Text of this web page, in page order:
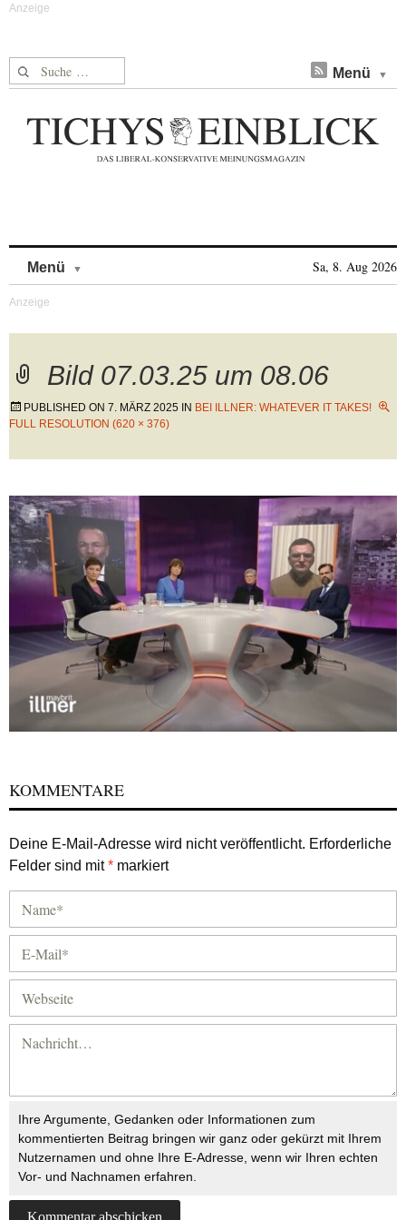
Suche nach: Menü
Menü Sa, 8. Aug 2026
Bild 07.03.25 um 08.06
PUBLISHED ON 7. MÄRZ 2025 IN BEI ILLNER: WHATEVER IT TAKES!
FULL RESOLUTION (620 × 376)
KOMMENTARE
Deine E-Mail-Adresse wird nicht veröffentlicht. Erforderliche
Felder sind mit* markiert
Ihre Argumente, Gedanken oder Informationen zum
kommentierten Beitrag bringen wir ganz oder gekürzt mit Ihrem
Nutzernamen und ohne Ihre E-Adresse, wenn wir Ihren echten
Vor- und Nachnamen erfahren.